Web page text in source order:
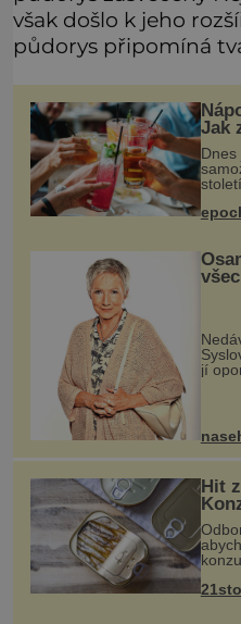
však došlo k jeho
půdorys připomíná
Jak
Dnes
jí
Hit